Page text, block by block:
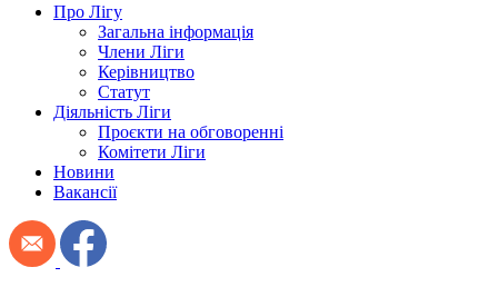
Про Лігу
Загальна інформація
Члени Ліги
Керівництво
Статут
Діяльність Ліги
Проєкти на обговоренні
Комітети Ліги
Новини
Вакансії